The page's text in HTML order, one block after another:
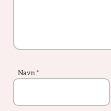
Navn *